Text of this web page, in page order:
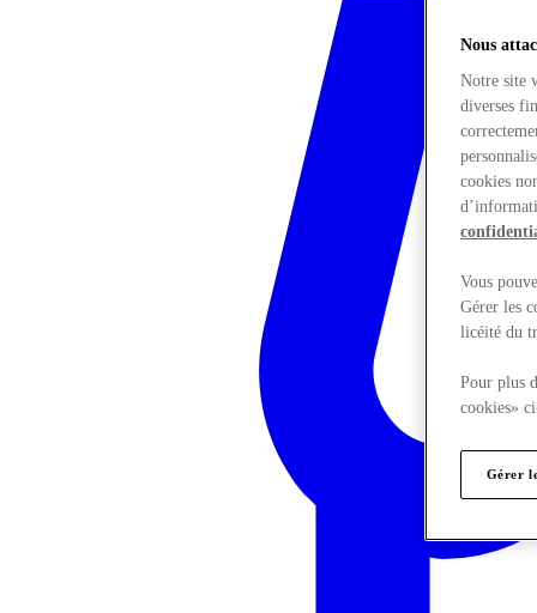
Nous
Notre site
diverses
cookies
Vous
Gérer les
licéité du
Pour plus
cookies»
Gérer